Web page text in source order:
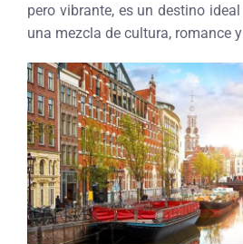
pero vibrante, es un destino
una mezcla de cultura, romance